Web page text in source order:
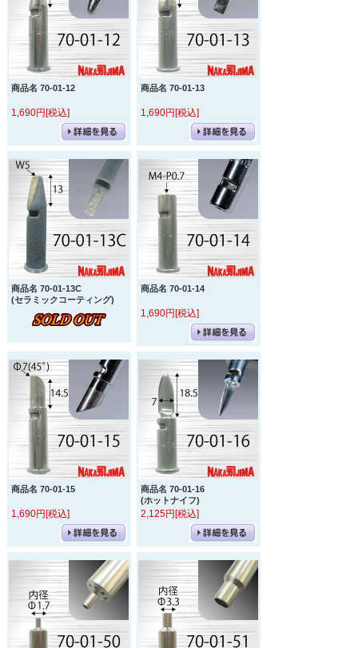
商品名 70-01-12
1,690円[税込]
商品名 70-01-13
1,690円[税込]
商品名 70-01-13C
(セラミックコーティング)
商品名 70-01-14
1,690円[税込]
商品名 70-01-15
1,690円[税込]
商品名 70-01-16
(ホットナイフ)
2,125円[税込]